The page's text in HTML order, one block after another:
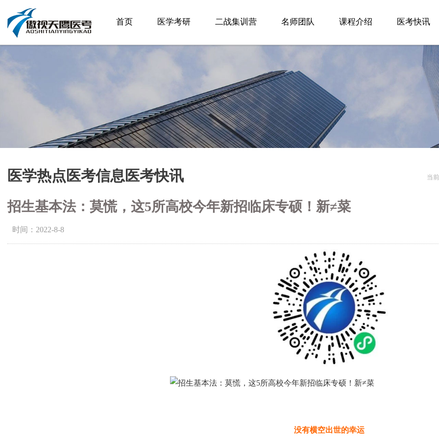
首页 医学考研 二战集训营 名师团队 课程介绍 医考快讯
医学热点医考信息医考快讯 当
招生基本法：莫慌，这5所高校今年新招临床专硕！新≠菜
时间：2022-8-8
没有横空出世的幸运